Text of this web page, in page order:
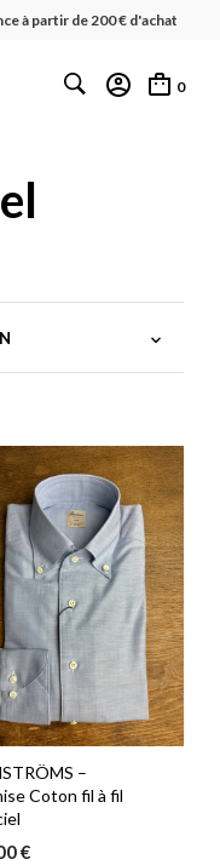
à partir de 200 € d'achat
0
–
Coton fil à fil
€